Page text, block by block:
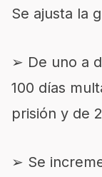
Se ajusta la
➢ De uno a
100 días
prisión y de
➢ Se